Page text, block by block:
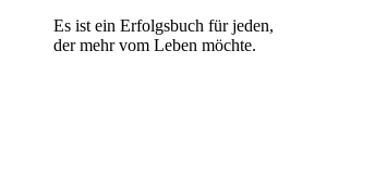
Es ist ein Erfolgsbuch für jeden,
der mehr vom Leben möchte.